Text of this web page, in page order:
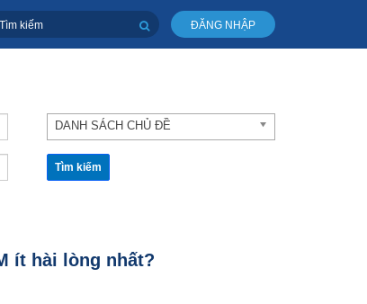
ĐĂNG NHẬP
DANH SÁCH CHỦ ĐỀ
Tìm kiếm
ít hài lòng nhất?